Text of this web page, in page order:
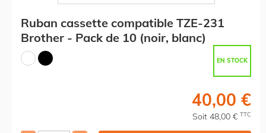
Ruban cassette compatible TZE-231
Brother - Pack de 10 (noir, blanc)
EN STOCK
40,00 €
Soit 48,00 € TTC